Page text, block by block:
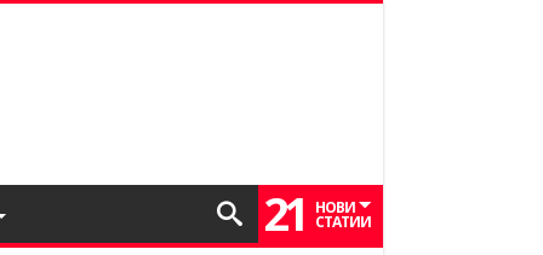
21 НОВИ
СТАТИИ